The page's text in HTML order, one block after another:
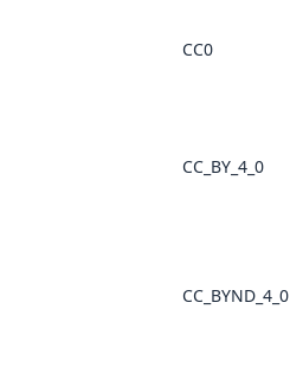
CC0
CC_BY_4_0
CC_BYND_4_0